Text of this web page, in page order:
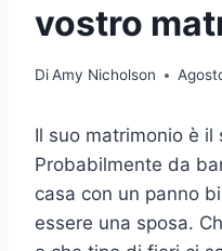
vostro
DiAmy Nicholson
Il suo matrimonio è
Probabilmente da
casa con un panno
essere una sposa.